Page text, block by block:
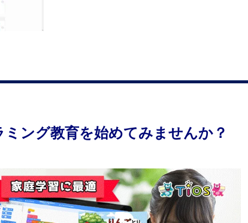
ング教育を始めてみませんか？